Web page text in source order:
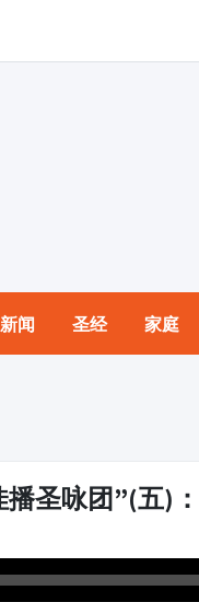
新闻 圣经 家庭
播圣咏团”(五)